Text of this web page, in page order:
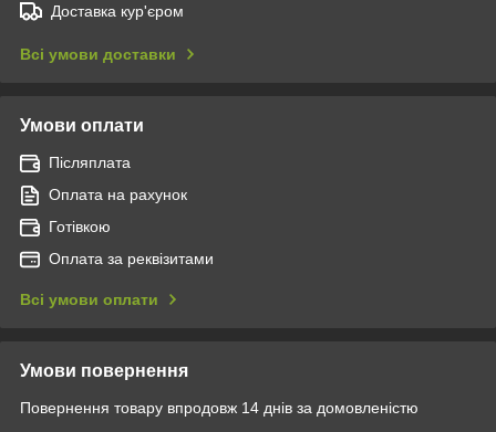
Доставка кур'єром
Всі умови доставки
Умови оплати
Післяплата
Оплата на рахунок
Готівкою
Оплата за реквізитами
Всі умови оплати
Умови повернення
Повернення товару впродовж 14 днів за домовленістю